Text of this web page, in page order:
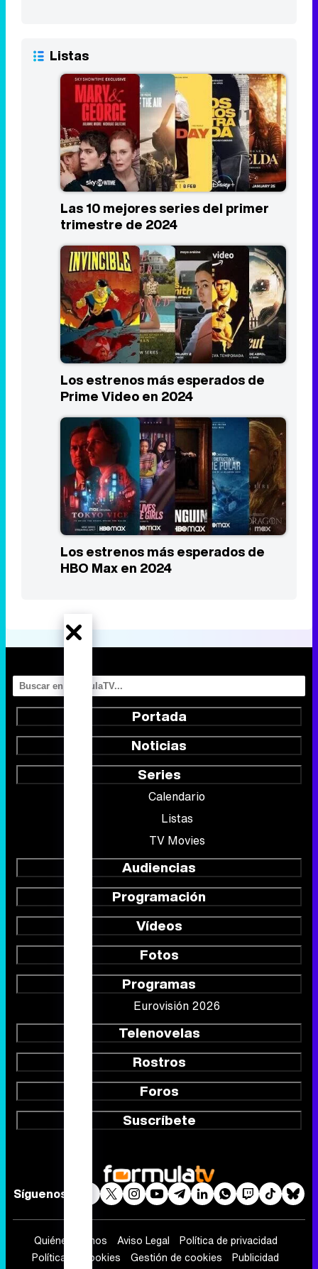
Las 10 mejores series del primer
trimestre de 2024
Los estrenos más esperados de
Prime Video en 2024
Los estrenos más esperados de
HBO Max en 2024
Noticias
Series
Calendario
Listas
TV Movies
Audiencias
Programación
Vídeos
Fotos
Programas
Eurovisión 2026
Telenovelas
Rostros
Foros
Suscríbete
Síguenos
Contactar
RSS
FormulaTV.com© 2004 - 2026